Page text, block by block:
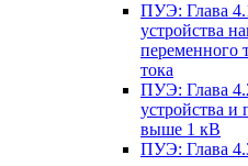
ПУЭ: Глава
устройства
переменного
тока
ПУЭ: Глава
устройства
выше 1 кВ
ПУЭ: Глава